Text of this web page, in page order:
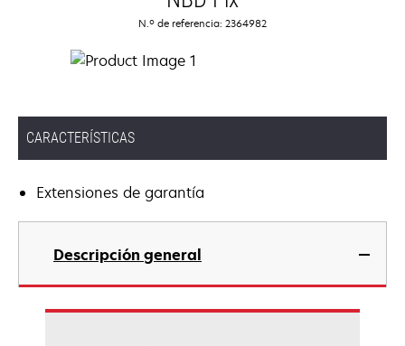
N.º de referencia: 2364982
CARACTERÍSTICAS
Extensiones de garantía
Descripción general